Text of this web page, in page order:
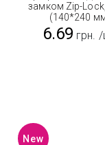
замком Zip-
(140*240
6.69 грн. /
New